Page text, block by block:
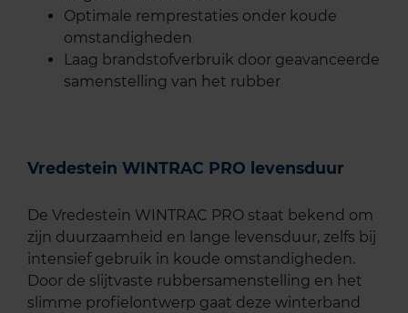
Optimale remprestaties onder koude
omstandigheden
Laag brandstofverbruik door geavanceerde
samenstelling van het rubber
Vredestein WINTRAC PRO levensduur
De Vredestein WINTRAC PRO staat bekend om
zijn duurzaamheid en lange levensduur, zelfs bij
intensief gebruik in koude omstandigheden.
Door de slijtvaste rubbersamenstelling en het
slimme profielontwerp gaat deze winterband